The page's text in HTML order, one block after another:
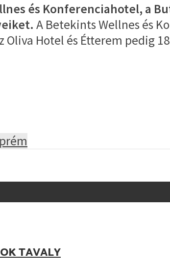
és Konferenciahotel, a
A Betekints Wellnes és
Hotel és Étterem pedig
TAVALY